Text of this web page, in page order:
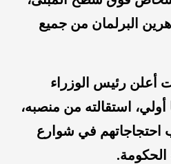
البرلمان من جميع
أعلن رئيس الوزراء
أولي، استقالته من منصبه،
في شوارع
الحكومة.